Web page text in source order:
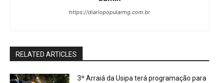
https://diariopopularmg.com.br
RELATED ARTICLES
3º Arraiá da Usipa terá programação para